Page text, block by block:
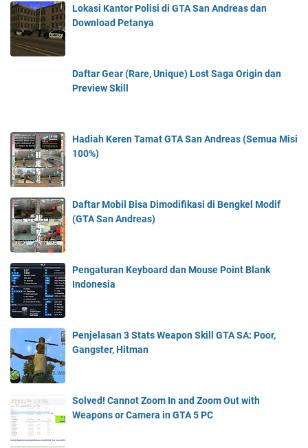
Lokasi Kantor Polisi di GTA San Andreas dan
Download Petanya
Daftar Gear (Rare, Unique) Lost Saga Origin dan
Preview Skill
Hadiah Keren Tamat GTA San Andreas (Semua Misi
100%)
Daftar Mobil Bisa Dimodifikasi di Bengkel Modif
(GTA San Andreas)
Pengaturan Keyboard dan Mouse Point Blank
Indonesia
Penjelasan 3 Stats Weapon Skill GTA SA: Poor,
Gangster, Hitman
Solved! Cannot Zoom In and Zoom Out with
Weapons or Camera in GTA 5 PC